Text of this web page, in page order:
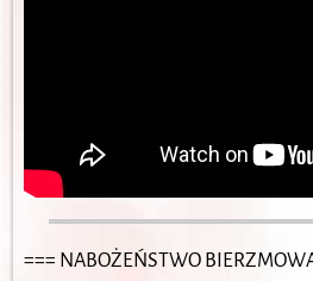
=== NABOŻEŃSTWO